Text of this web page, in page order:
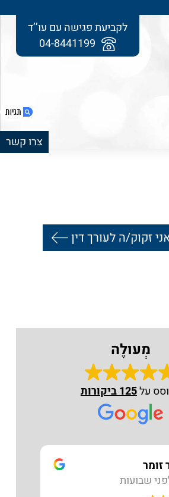
שנפגע בתאונת דרכים – תביעה נגד
לקביעת פגישה עם עו’’ד
04-8441199
מְעוּלֶה
על125 ביקורות
זומר
צרו קשר